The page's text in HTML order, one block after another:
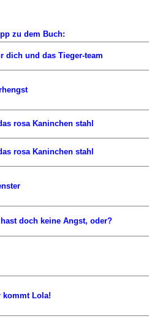
zu dem Buch:
dich und das Tieger-team
rosa Kaninchen stahl
rosa Kaninchen stahl
doch keine Angst, oder?
kommt Lola!